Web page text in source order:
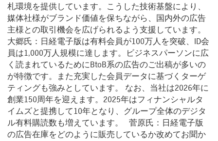
札環境を提供しています。こうした技術基盤により、
媒体社様がブランド価値を保ちながら、国内外の広告
主様との取引機会を広げられるよう支援しています。
大郷氏：日経電子版は有料会員が100万人を突破、ID会
員は1,000万人規模に達します。ビジネスパーソンに広
く読まれているためにBtoB系の広告のご出稿が多いの
が特徴です。また充実した会員データに基づくターゲ
ティングも強みとしています。 なお、当社は2026年に
創業150周年を迎えます。2025年はフィナンシャルタ
イムズと提携して10年となり、グループ全体のデジタ
ル有料購読数も増えています。 菅原氏：日経電子版
の広告在庫をどのように販売しているか改めてお聞か